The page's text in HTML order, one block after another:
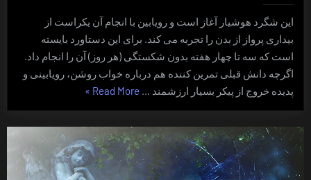
این شگرد هوشیار آغاز است و رویابین با انجام آن یکراست از
بیداری پرواز از بدن را تجربه می کند. برای این دستاورد بایسته
است که سه تا چهار هفته بدون شکستگی (هر روز) آن را انجام داد.
اگرچه دانش قبلی تمرین کننده هم درباره خواب روشن، رویابینی و
پدیده خروج از پیکر بسیار ارزشمند … Read More “شگرد
»